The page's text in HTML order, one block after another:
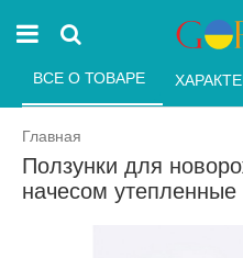
Главная
Ползунки для
начесом утепленные
ВСЕ О ТОВАРЕ